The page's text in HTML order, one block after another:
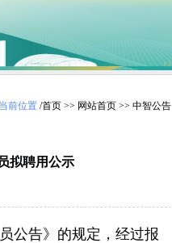
前位置 /首页 >> 网站首页 >> 中智公告
拟聘用公示
公告》的规定，经过报